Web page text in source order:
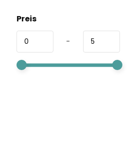
Preis
-